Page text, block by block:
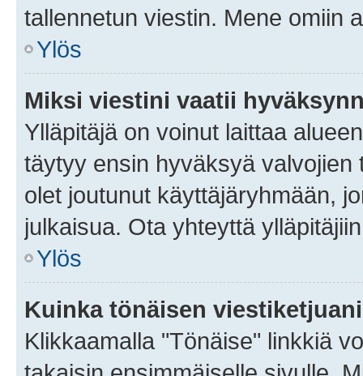
tallennetun viestin. Mene omiin
Ylös
Miksi viestini vaatii
Ylläpitäjä on voinut laittaa
täytyy ensin hyväksyä
olet joutunut käyttäjäryhmään,
julkaisua. Ota yhteyttä
Ylös
Kuinka tönäisen
Klikkaamalla "Tönäise" linkkiä